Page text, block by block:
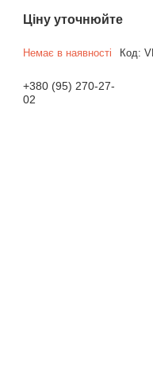
Ціну уточнюйте
Немає в наявності Код:
+380 (95) 270-27-
02